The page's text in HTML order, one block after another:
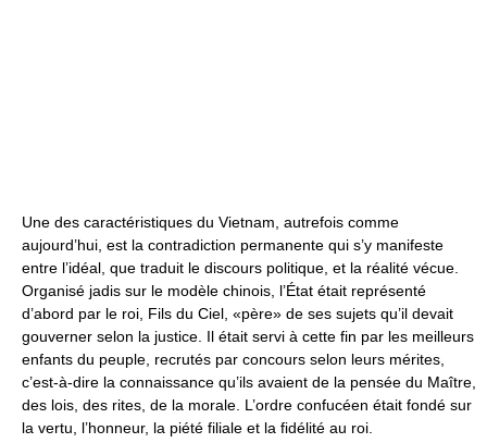
Une des caractéristiques du Vietnam, autrefois comme
aujourd’hui, est la contradiction permanente qui s’y manifeste
entre l’idéal, que traduit le discours politique, et la réalité vécue.
Organisé jadis sur le modèle chinois, l’État était représenté
d’abord par le roi, Fils du Ciel, «père» de ses sujets qu’il devait
gouverner selon la justice. Il était servi à cette fin par les meilleurs
enfants du peuple, recrutés par concours selon leurs mérites,
c’est-à-dire la connaissance qu’ils avaient de la pensée du Maître,
des lois, des rites, de la morale. L’ordre confucéen était fondé sur
la vertu, l’honneur, la piété filiale et la fidélité au roi.